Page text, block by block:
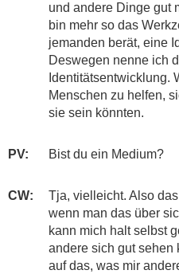
und andere Dinge gut
bin mehr so das
jemanden berät, eine
Deswegen nenne ich
Identitätsentwicklung.
Menschen zu helfen,
sie sein könnten.
PV: ​Bist du ein Medium?
CW:
​​Tja, vielleicht. Also
wenn man das über
kann mich halt selbst
andere sich gut sehen
auf das, was mir